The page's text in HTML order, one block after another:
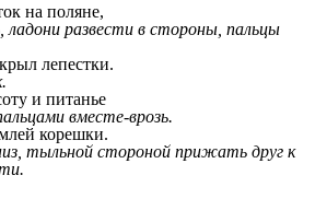
на поляне,
ладони развести в стороны, пальцы
лепестки.
и питанье
вместе-врозь.
корешки.
тыльной стороной прижать друг к